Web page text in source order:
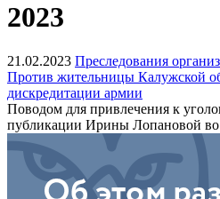
2023
21.02.2023 Преследования
Против жительницы Калужской
дискредитации армии
Поводом для привлечения к
публикации Ирины Лопановой во